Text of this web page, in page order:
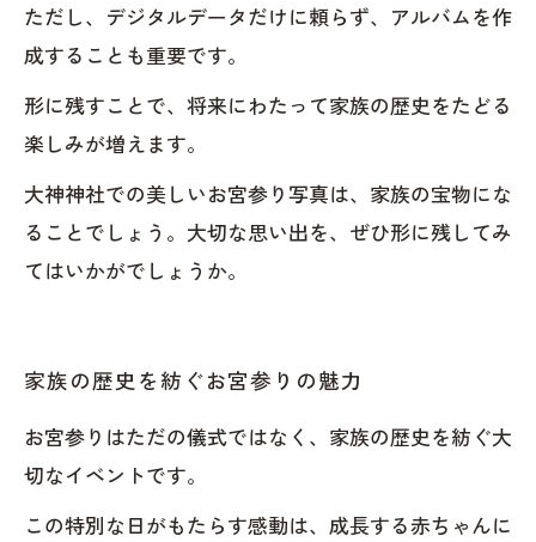
ただし、デジタルデータだけに頼らず、アルバムを作
成することも重要です。
形に残すことで、将来にわたって家族の歴史をたどる
楽しみが増えます。
大神神社での美しいお宮参り写真は、家族の宝物にな
ることでしょう。大切な思い出を、ぜひ形に残してみ
てはいかがでしょうか。
家族の歴史を紡ぐお宮参りの魅力
お宮参りはただの儀式ではなく、家族の歴史を紡ぐ大
切なイベントです。
この特別な日がもたらす感動は、成長する赤ちゃんに